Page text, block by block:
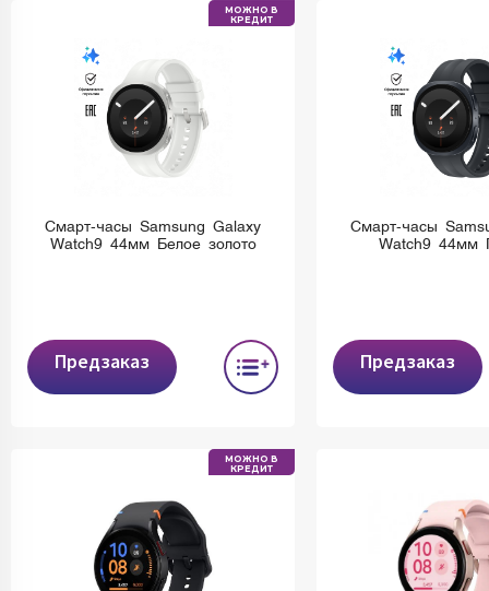
МОЖНО В
КРЕДИТ
Смарт-часы Samsung Galaxy
Watch9 44мм Белое золото
Предзаказ
Смарт-часы
Watch9 44мм
Предзаказ
МОЖНО В
КРЕДИТ